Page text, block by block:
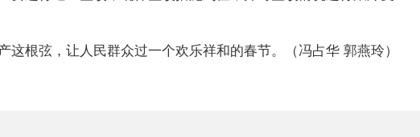
根弦，让人民群众过一个欢乐祥和的春节。（冯占华 郭燕玲）